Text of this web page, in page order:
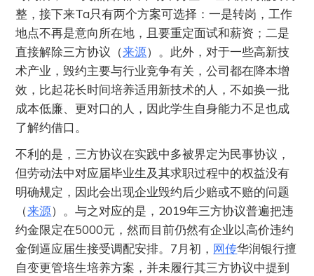
整，接下来Ta只有两个方案可选择：一是转岗，工作
地点不再是意向所在地，且要重定面试和薪资；二是
直接解除三方协议（来源）。此外，对于一些高新技
术产业，毁约主要与行业竞争有关，公司都在降本增
效，比起花长时间培养适用新技术的人，不如换一批
成本低廉、更对口的人，因此学生自身能力不足也成
了解约借口。
不利的是，三方协议在实践中多被界定为民事协议，
但劳动法中对应届毕业生及其求职过程中的权益没有
明确规定，因此会出现企业毁约后少赔或不赔的问题
（来源）。与之对应的是，2019年三方协议普遍把违
约金限定在5000元，然而目前仍然有企业以高价违约
金倒逼应届生接受调配安排。7月初， 网传华润银行擅
自变更管培生培养方案，并未履行其三方协议中提到